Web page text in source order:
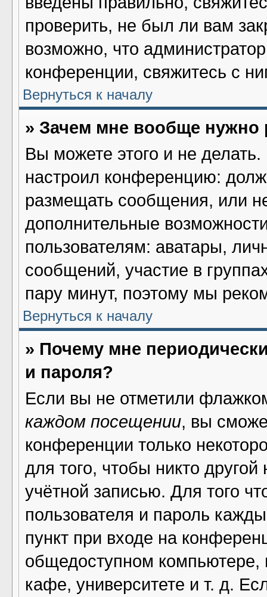
проверить, не был ли вам
возможно, что
конференции, свяжитесь с
Вернуться к началу
» Зачем мне вообще нужно
Вы можете этого и не делать.
настроил конференцию:
размещать сообщения, или
дополнительные
пользователям: аватары,
сообщений, участие в
пару минут, поэтому мы
Вернуться к началу
» Почему мне
и пароля?
Если вы не отметили
каждом посещении, вы
конференции только
для того, чтобы никто
учётной записью. Для того
пользователя и пароль
пункт при входе на
общедоступном компьютере,
кафе, университете и т. д.